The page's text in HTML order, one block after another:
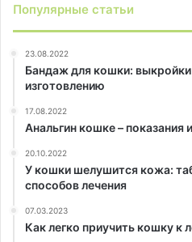
Популярные статьи
23.08.2022
Бандаж для кошки: выкройки
изготовлению
17.08.2022
Анальгин кошке – показания
20.10.2022
У кошки шелушится кожа:
способов лечения
07.03.2023
Как легко приучить кошку к